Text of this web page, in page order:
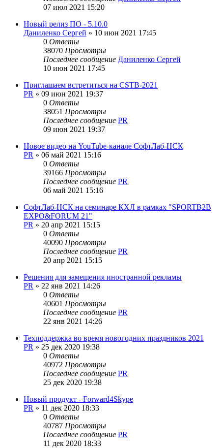
07 июл 2021 15:20
Новый релиз ПО - 5.10.0
Даниленко Сергей » 10 июн 2021 17:45
0 Ответы
38070 Просмотры
Последнее сообщение Даниленко Сергей
10 июн 2021 17:45
Приглашаем встретиться на CSTB-2021
PR » 09 июн 2021 19:37
0 Ответы
38051 Просмотры
Последнее сообщение PR
09 июн 2021 19:37
Новое видео на YouTube-канале СофтЛаб-НСК
PR » 06 май 2021 15:16
0 Ответы
39166 Просмотры
Последнее сообщение PR
06 май 2021 15:16
СофтЛаб-НСК на семинаре КХЛ в рамках "SPORTB2B
EXPO&FORUM 21"
PR » 20 апр 2021 15:15
0 Ответы
40090 Просмотры
Последнее сообщение PR
20 апр 2021 15:15
Решения для замещения иностранной рекламы
PR » 22 янв 2021 14:26
0 Ответы
40601 Просмотры
Последнее сообщение PR
22 янв 2021 14:26
Техподдержка во время новогодних праздников 2021
PR » 25 дек 2020 19:38
0 Ответы
40972 Просмотры
Последнее сообщение PR
25 дек 2020 19:38
Новый продукт - Forward4Skype
PR » 11 дек 2020 18:33
0 Ответы
40787 Просмотры
Последнее сообщение PR
11 дек 2020 18:33